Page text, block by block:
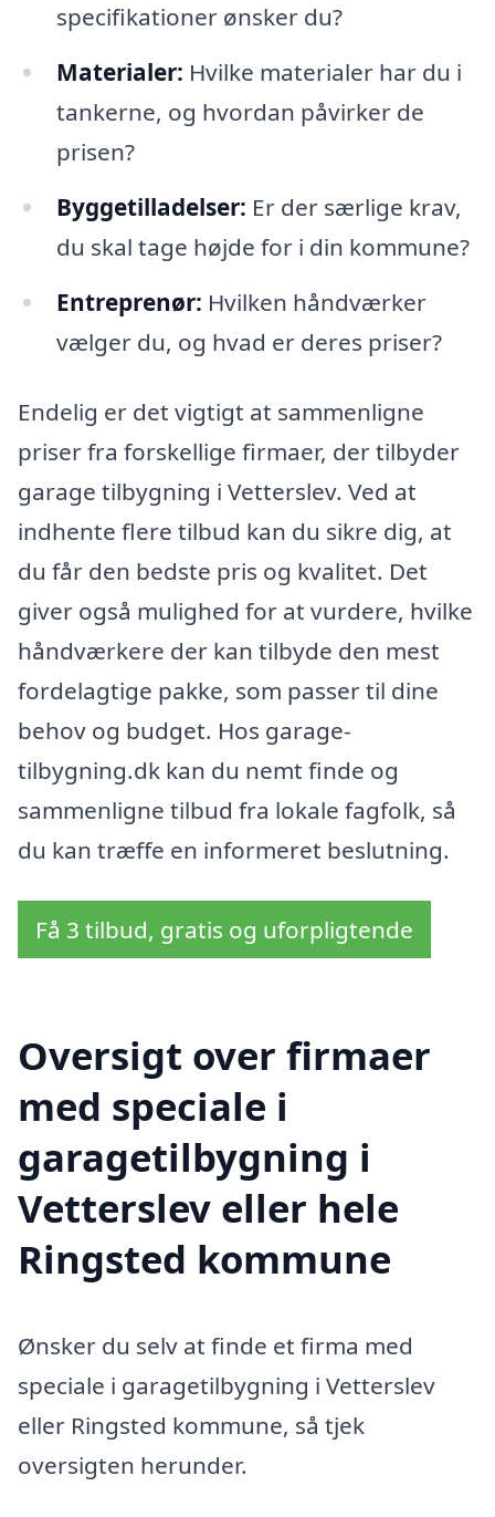
specifikationer ønsker du?
Materialer: Hvilke materialer har du i
tankerne, og hvordan påvirker de
prisen?
Byggetilladelser: Er der særlige krav,
du skal tage højde for i din kommune?
Entreprenør: Hvilken håndværker
vælger du, og hvad er deres priser?
Endelig er det vigtigt at sammenligne
priser fra forskellige firmaer, der tilbyder
garage tilbygning i Vetterslev. Ved at
indhente flere tilbud kan du sikre dig, at
du får den bedste pris og kvalitet. Det
giver også mulighed for at vurdere, hvilke
håndværkere der kan tilbyde den mest
fordelagtige pakke, som passer til dine
behov og budget. Hos garage-
tilbygning.dk kan du nemt finde og
sammenligne tilbud fra lokale fagfolk, så
du kan træffe en informeret beslutning.
Få 3 tilbud, gratis og uforpligtende
Oversigt over firmaer
med speciale i
garagetilbygning i
Vetterslev eller hele
Ringsted kommune
Ønsker du selv at finde et firma med
speciale i garagetilbygning i Vetterslev
eller Ringsted kommune, så tjek
oversigten herunder.